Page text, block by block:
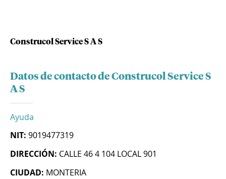
Construcol Service S A S
Datos de contacto de Construcol Service S
A S
Ayuda
NIT: 9019477319
DIRECCIÓN: CALLE 46 4 104 LOCAL 901
CIUDAD: MONTERIA